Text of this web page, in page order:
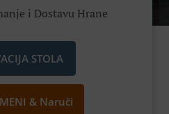
i Dostavu Hrane
STOLA
& Naruči